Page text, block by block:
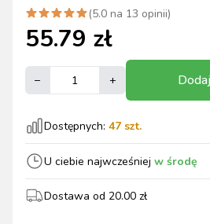
(5.0 na 13 opinii)
55.79 zł
– +
Dostępnych: 47 szt.
U ciebie najwcześniej w środę
Dostawa od 20.00 zł